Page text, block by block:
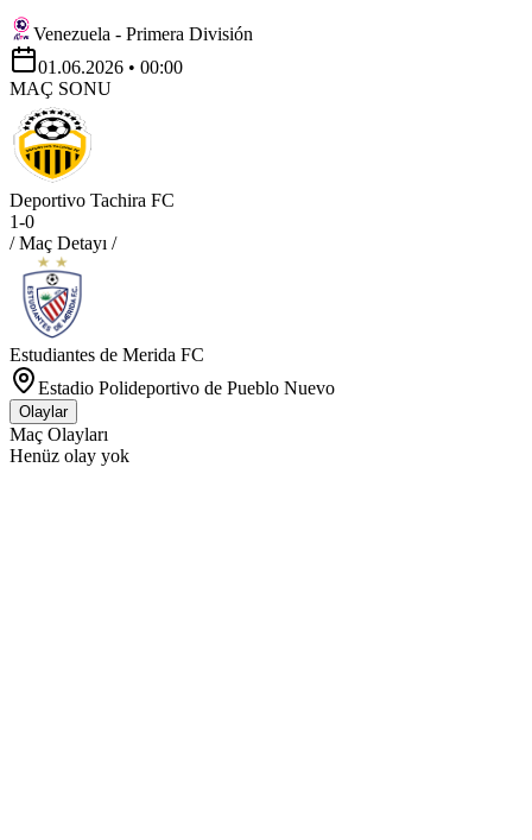
Venezuela - Primera División
01.06.2026 • 00:00
MAÇ SONU
Deportivo Tachira FC
1-0
/ Maç Detayı /
Estudiantes de Merida FC
Estadio Polideportivo de Pueblo Nuevo
Olaylar
Maç Olayları
Henüz olay yok